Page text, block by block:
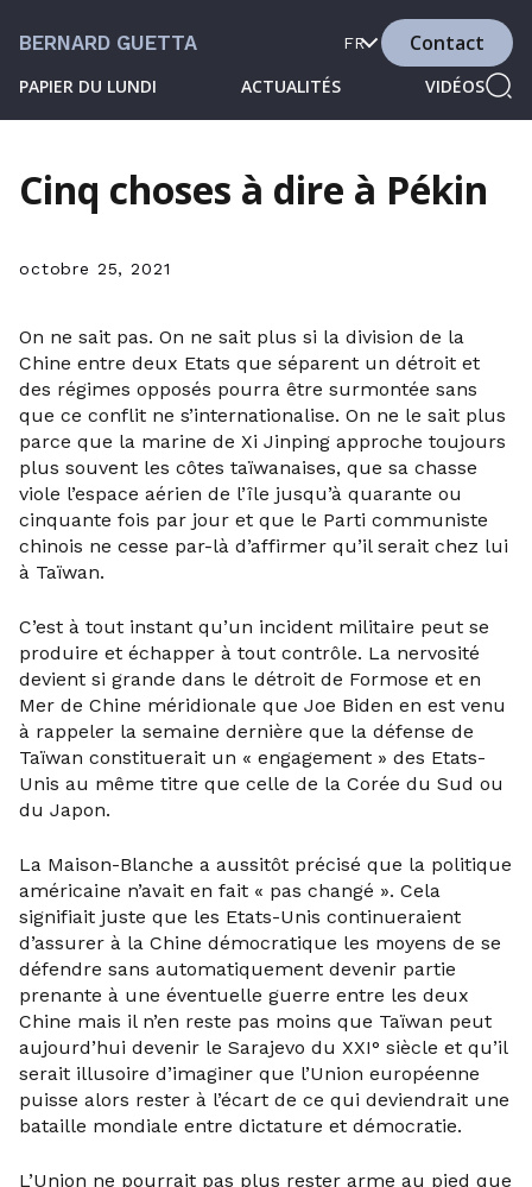
BERNARD GUETTA
PAPIER DU LUNDI ACTUALITÉS VIDÉOS
FR Contact
Cinq choses à dire à Pékin
octobre 25, 2021
On ne sait pas. On ne sait plus si la division de la
Chine entre deux Etats que séparent un détroit et
des régimes opposés pourra être surmontée sans
que ce conflit ne s’internationalise. On ne le sait plus
parce que la marine de Xi Jinping approche toujours
plus souvent les côtes taïwanaises, que sa chasse
viole l’espace aérien de l’île jusqu’à quarante ou
cinquante fois par jour et que le Parti communiste
chinois ne cesse par-là d’affirmer qu’il serait chez lui
à Taïwan.
C’est à tout instant qu’un incident militaire peut se
produire et échapper à tout contrôle. La nervosité
devient si grande dans le détroit de Formose et en
Mer de Chine méridionale que Joe Biden en est venu
à rappeler la semaine dernière que la défense de
Taïwan constituerait un « engagement » des Etats-
Unis au même titre que celle de la Corée du Sud ou
du Japon.
La Maison-Blanche a aussitôt précisé que la politique
américaine n’avait en fait « pas changé ». Cela
signifiait juste que les Etats-Unis continueraient
d’assurer à la Chine démocratique les moyens de se
défendre sans automatiquement devenir partie
prenante à une éventuelle guerre entre les deux
Chine mais il n’en reste pas moins que Taïwan peut
aujourd’hui devenir le Sarajevo du XXI° siècle et qu’il
serait illusoire d’imaginer que l’Union européenne
puisse alors rester à l’écart de ce qui deviendrait une
bataille mondiale entre dictature et démocratie.
L’Union ne pourrait pas plus rester arme au pied que